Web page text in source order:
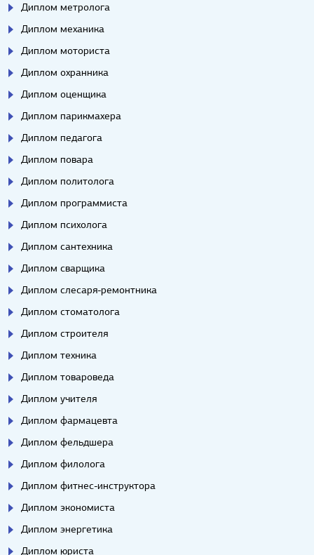
Диплом метролога
Диплом механика
Диплом моториста
Диплом охранника
Диплом оценщика
Диплом парикмахера
Диплом педагога
Диплом повара
Диплом политолога
Диплом программиста
Диплом психолога
Диплом сантехника
Диплом сварщика
Диплом слесаря-ремонтника
Диплом стоматолога
Диплом строителя
Диплом техника
Диплом товароведа
Диплом учителя
Диплом фармацевта
Диплом фельдшера
Диплом филолога
Диплом фитнес-инструктора
Диплом экономиста
Диплом энергетика
Диплом юриста